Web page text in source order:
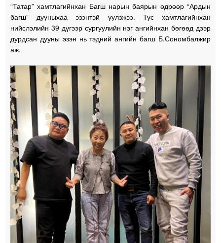
“Татар” хамтлагийнхан Багш нарын баярын өдрөөр “Ардын
багш” дууныхаа эзэнтэй уулзжээ. Тус хамтлагийнхан
нийслэлийн 39 дүгээр сургуулийн нэг ангийнхан бөгөөд дээр
дурдсан дууны эзэн нь тэдний ангийн багш Б.Сономбалжир
аж.